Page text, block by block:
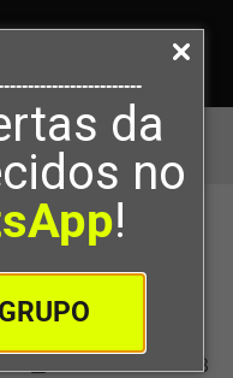
da
no
!
113